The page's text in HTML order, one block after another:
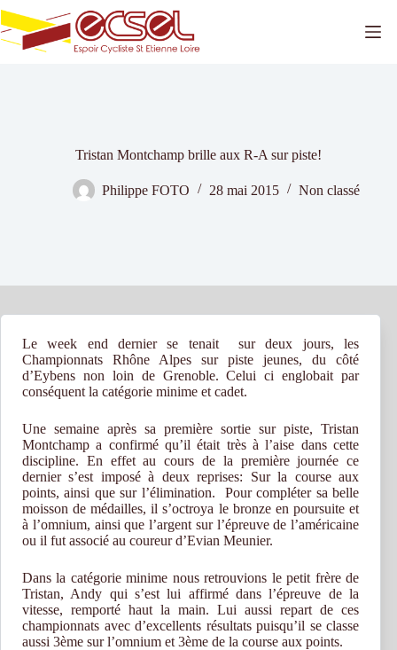
Passer
au
contenu
Tristan Montchamp brille aux R-A sur piste!
Philippe FOTO 28 mai 2015 Non classé
Le week end dernier se tenait sur deux jours, les
Championnats Rhône Alpes sur piste jeunes, du côté
d’Eybens non loin de Grenoble. Celui ci englobait par
conséquent la catégorie minime et cadet.
Une semaine après sa première sortie sur piste, Tristan
Montchamp a confirmé qu’il était très à l’aise dans cette
discipline. En effet au cours de la première journée ce
dernier s’est imposé à deux reprises: Sur la course aux
points, ainsi que sur l’élimination. Pour compléter sa belle
moisson de médailles, il s’octroya le bronze en poursuite et
à l’omnium, ainsi que l’argent sur l’épreuve de l’américaine
ou il fut associé au coureur d’Evian Meunier.
Dans la catégorie minime nous retrouvions le petit frère de
Tristan, Andy qui s’est lui affirmé dans l’épreuve de la
vitesse, remporté haut la main. Lui aussi repart de ces
championnats avec d’excellents résultats puisqu’il se classe
aussi 3ème sur l’omnium et 3ème de la course aux points.